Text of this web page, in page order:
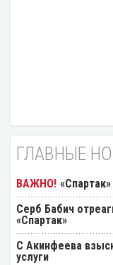
ГЛАВНЫЕ
Серб Бабич
«Спартак»
С Акинфеева
услуги